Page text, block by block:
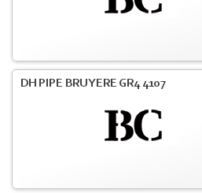
DH PIPE BRUYERE GR4 4107